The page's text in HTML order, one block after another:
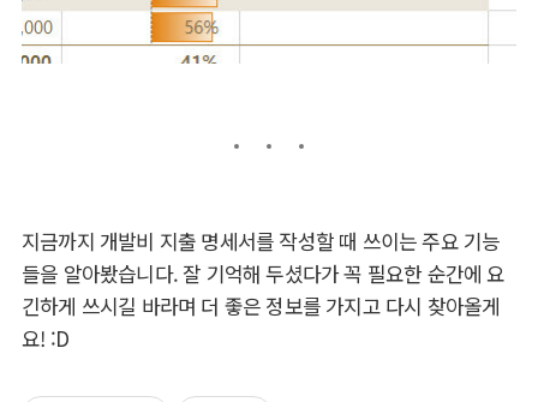
지금까지 개발비 지출 명세서를 작성할 때 쓰이는 주요 기능
들을 알아봤습니다. 잘 기억해 두셨다가 꼭 필요한 순간에 요
긴하게 쓰시길 바라며 더 좋은 정보를 가지고 다시 찾아올게
요! :D